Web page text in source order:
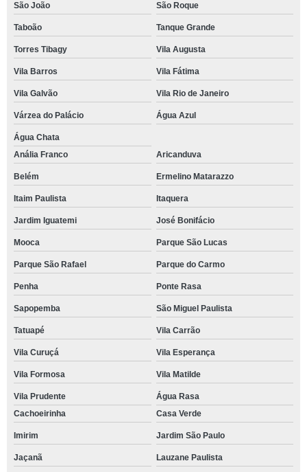
São João São Roque
Taboão Tanque Grande
Torres Tibagy Vila Augusta
Vila Barros Vila Fátima
Vila Galvão Vila Rio de Janeiro
Várzea do Palácio Água Azul
Água Chata
Anália Franco
Aricanduva
Belém Ermelino Matarazzo
Itaim Paulista Itaquera
Jardim Iguatemi José Bonifácio
Mooca Parque São Lucas
Parque São Rafael Parque do Carmo
Penha Ponte Rasa
Sapopemba São Miguel Paulista
Tatuapé Vila Carrão
Vila Curuçá Vila Esperança
Vila Formosa Vila Matilde
Vila Prudente
Água Rasa
Cachoeirinha
Casa Verde
Imirim Jardim São Paulo
Jaçanã Lauzane Paulista